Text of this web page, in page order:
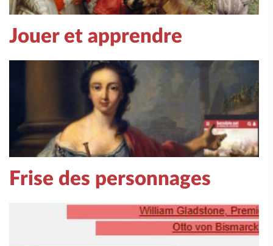
Jouer et apprendre
Frise des personnages